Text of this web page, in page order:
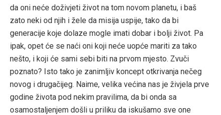
da oni neće doživjeti život na tom novom planetu, i baš
zato neki od njih i žele da misija uspije, tako da bi
generacije koje dolaze mogle imati dobar i bolji život. Pa
ipak, opet će se naći oni koji neće uopće mariti za tako
nešto, i koji će sami sebi biti na prvom mjesto. Zvuči
poznato? Isto tako je zanimljiv koncept otkrivanja nečeg
novog i drugačijeg. Naime, velika većina nas je živjela prve
godine života pod nekim pravilima, da bi onda sa
osamostaljenjem došli u priliku da iskušamo sve one